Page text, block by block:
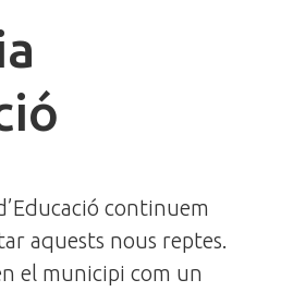
continuem
aquests nous reptes.
el municipi com un